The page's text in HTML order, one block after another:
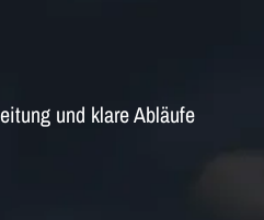
und klare Abläufe